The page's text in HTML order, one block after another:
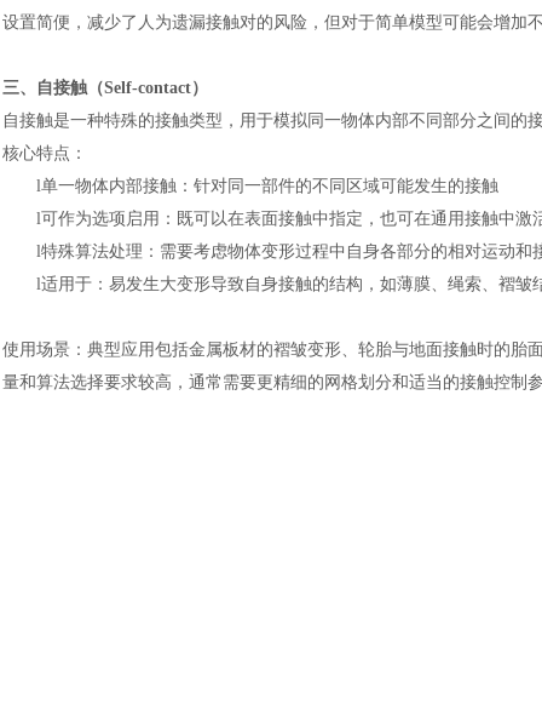
设置简便，减少了人为遗漏接触对的风险，但对于简单模型可能会增加
三、自接触（Self-contact）
自接触是一种特殊的接触类型，用于模拟同一物体内部不同部分之间的
核心特点：
l单一物体内部接触：针对同一部件的不同区域可能发生的接触
l可作为选项启用：既可以在表面接触中指定，也可在通用接触中激
l特殊算法处理：需要考虑物体变形过程中自身各部分的相对运动和
l适用于：易发生大变形导致自身接触的结构，如薄膜、绳索、褶皱
使用场景：典型应用包括金属板材的褶皱变形、轮胎与地面接触时的
量和算法选择要求较高，通常需要更精细的网格划分和适当的接触控制